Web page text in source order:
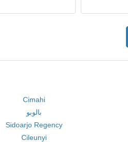
Cimahi
بالوبو
Sidoarjo Regency
Cileunyi